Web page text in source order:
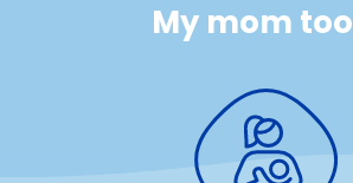
My mom